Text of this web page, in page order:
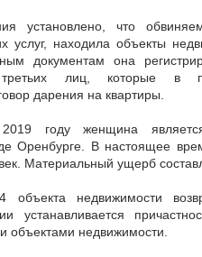
установлено, что
услуг, находила объекты
документам она
лиц, которые в
дарения на квартиры.
году женщина
Оренбурге. В настоящее
Материальный ущерб
недвижимости
устанавливается
объектами недвижимости.